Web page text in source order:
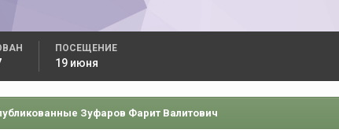
ПОСЕЩЕНИЕ
19 июня
Зуфаров Фарит Валитович